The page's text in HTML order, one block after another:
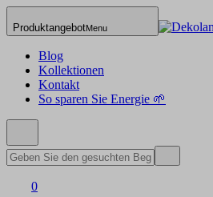
ProduktangebotMenu
Blog
Kollektionen
Kontakt
So sparen Sie Energie 🌱
0